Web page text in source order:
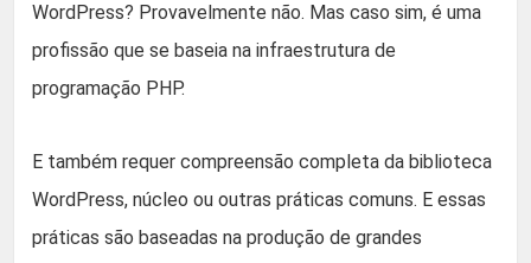
WordPress? Provavelmente não. Mas caso sim, é uma
profissão que se baseia na infraestrutura de
programação PHP.
E também requer compreensão completa da biblioteca
WordPress, núcleo ou outras práticas comuns. E essas
práticas são baseadas na produção de grandes